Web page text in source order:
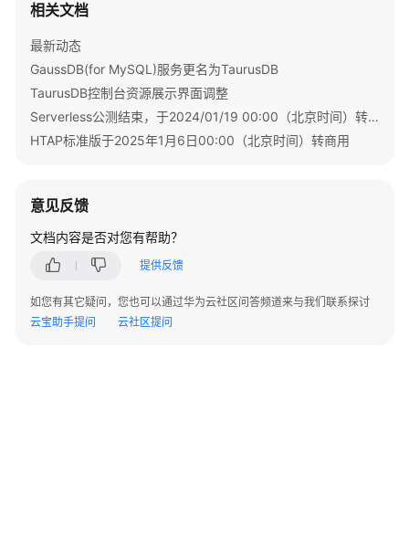
版
本
级
数
据
据
恢
Serverless
相关文档
最新动态
GaussDB(for MySQL)服务更名为TaurusDB
TaurusDB控制台资源展示界面调整
Serverless公测结束，于2024/01/19 00:00（北京时间）转商用
HTAP标准版于2025年1月6日00:00（北京时间）转商用
意见反馈
文档内容是否对您有帮助？
提供反馈
如您有其它疑问，您也可以通过华为云社区问答频道来与我们联系探讨
云宝助手提问
云社区提问